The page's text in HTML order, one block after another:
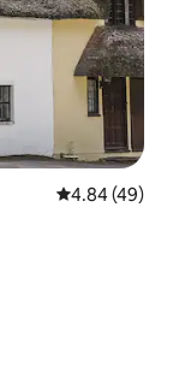
คะแนนเฉลี่ย
4.84 (49)